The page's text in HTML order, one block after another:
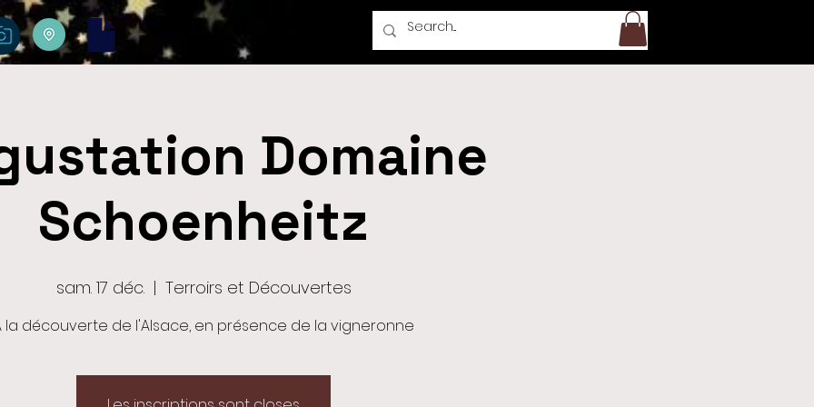
Domaine
Schoenheitz
sam. 17 déc.
  |
Terroirs et Découvertes
la découverte de l'Alsace, en présence de la vigneronne